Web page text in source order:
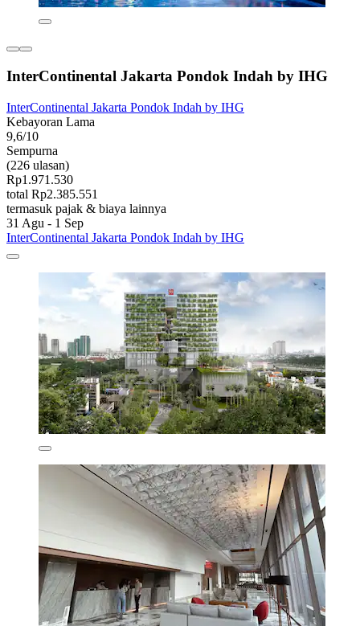
InterContinental Jakarta Pondok Indah by IHG
InterContinental Jakarta Pondok Indah by IHG
Kebayoran Lama
9,6/10
Sempurna
(226 ulasan)
Rp1.971.530
total Rp2.385.551
termasuk pajak & biaya lainnya
31 Agu - 1 Sep
InterContinental Jakarta Pondok Indah by IHG